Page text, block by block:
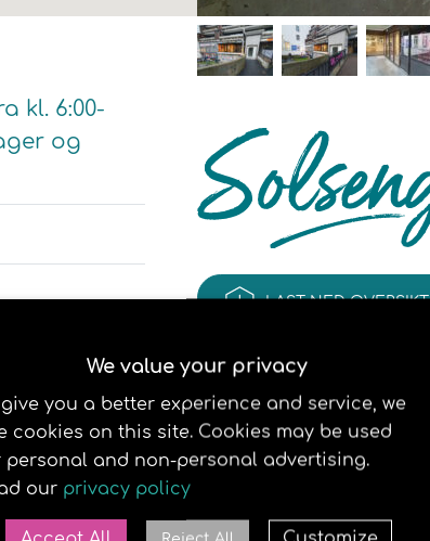
kl. 6:00-
og
Se her for mer
soltime,
og
i Oslo. For
LAST NED OVERSIKT
We value your privacy
give you a better experience and service, we
cookies on this site. Cookies may be used
personal and non-personal advertising.
our privacy policy